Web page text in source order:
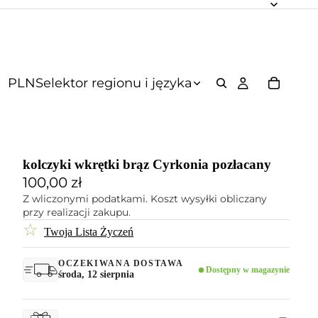
PLNSelektor regionu i języka
kolczyki wkrętki brąz Cyrkonia pozłacany
100,00 zł
Z wliczonymi podatkami. Koszt wysyłki obliczany
przy realizacji zakupu.
☆ Twoja Lista Życzeń
OCZEKIWANA DOSTAWA
środa, 12 sierpnia Dostępny w magazynie